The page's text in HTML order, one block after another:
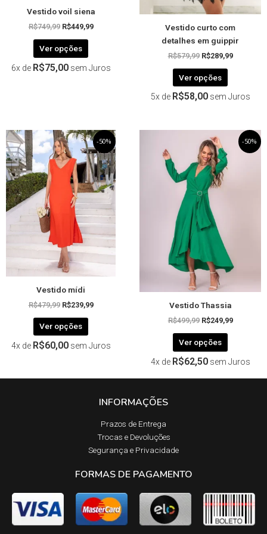
Vestido voil siena
R$749,99 R$449,99
Ver opções
do
produto
6x de R$75,00 sem Juros
Vestido curto com
detalhes em guippir
R$579,99 R$289,99
Ver opções
do
produto
5x de R$58,00 sem Juros
-50%
Vestido mídi
R$479,99
O
preço
original
era:
R$479,99.
R$239,99
O
preço
atual
é:
R$239,99.
Ver opções
Este
produto
tem
várias
variantes.
As
opções
podem
escolhidas
página
produto
4x de R$60,00 sem Juros
-50%
Vestido Thassia
R$499,99
preço
original
era:
R$499,99.
R$249,99
preço
atual
Ver opções
Este
produto
tem
escolhidas
na
do
produto
4x de R$62,50 sem Juros
INFORMAÇÕES
Prazos de Entrega​
Trocas e Devoluções​
Segurança e Privacidade
FORMAS DE PAGAMENTO